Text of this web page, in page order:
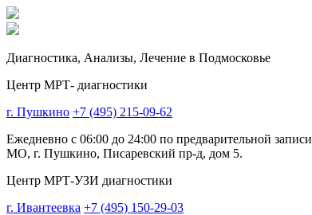
Диагностика, Анализы, Лечение в Подмосковье
Центр МРТ- диагностики
г. Пушкино +7 (495) 215-09-62
Ежедневно с 06:00 до 24:00 по предварительной записи
МО, г. Пушкино, Писаревский пр-д, дом 5.
Центр МРТ-УЗИ диагностики
г. Ивантеевка +7 (495) 150-29-03